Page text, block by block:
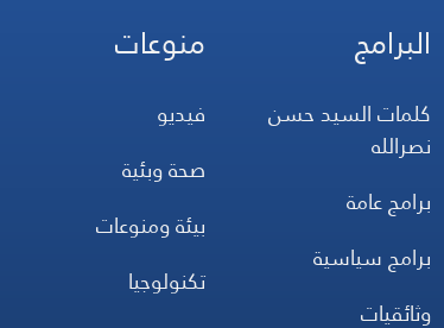
البرامج
كلمات السيد حسن
نصرالله
برامج عامة
برامج سياسية
وثائقيات
منوعات
فيديو
صحة وبئية
بيئة ومنوعات
تكنولوجيا